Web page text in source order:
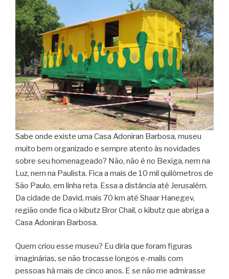
Sabe onde existe uma Casa Adoniran Barbosa, museu
muito bem organizado e sempre atento às novidades
sobre seu homenageado? Não, não é no Bexiga, nem na
Luz, nem na Paulista. Fica a mais de 10 mil quilômetros de
São Paulo, em linha reta. Essa a distância até Jerusalém.
Da cidade de David, mais 70 km até Shaar Hanegev,
região onde fica o kibutz Bror Chail, o kibutz que abriga a
Casa Adoniran Barbosa.
Quem criou esse museu? Eu diria que foram figuras
imaginárias, se não trocasse longos e-mails com
pessoas há mais de cinco anos. E se não me admirasse